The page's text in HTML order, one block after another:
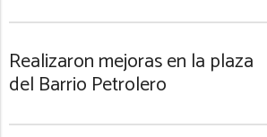
Realizaron mejoras en la plaza
del Barrio Petrolero